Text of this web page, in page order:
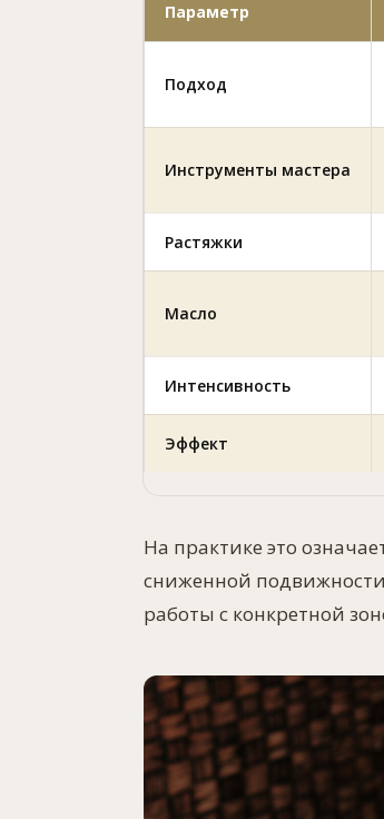
Параметр
Подход
Инструменты мастера
Растяжки
Масло
Интенсивность
Эффект
На практике это
сниженной
работы с конкретной